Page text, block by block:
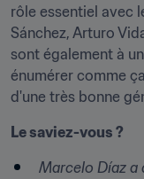
rôle essentiel avec
Sánchez, Arturo
sont également à
énumérer comme
d'une très bonne
Le saviez-vous ?
Marcelo Díaz a